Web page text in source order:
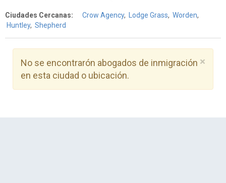
Ciudades Cercanas: Crow Agency, Lodge Grass, Worden,
Huntley, Shepherd
×
No se encontrarón abogados de inmigración
en esta ciudad o ubicación.